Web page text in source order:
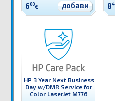
600€ добави 8
HP 3 Year Next Business
Day w/DMR Service for
Color LaserJet M776